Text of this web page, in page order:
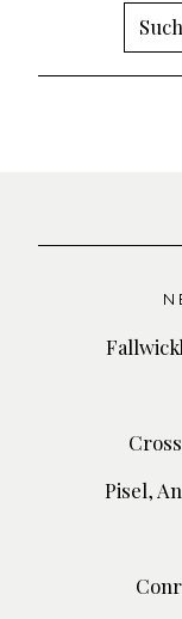
nach:
Pisel,